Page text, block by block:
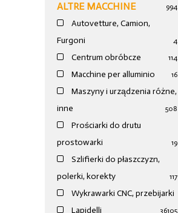
ALTRE MACCHINE 994
Autovetture, Camion,
Furgoni
4
Centrum obróbcze 114
Macchine per alluminio 16
Maszyny i urządzenia różne,
inne
508
Prościarki do drutu
prostowarki
19
Szlifierki do płaszczyzn,
polerki, korekty
117
Wykrawarki CNC, przebijarki
105
Lapidelli 36